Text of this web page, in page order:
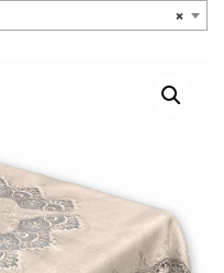
×